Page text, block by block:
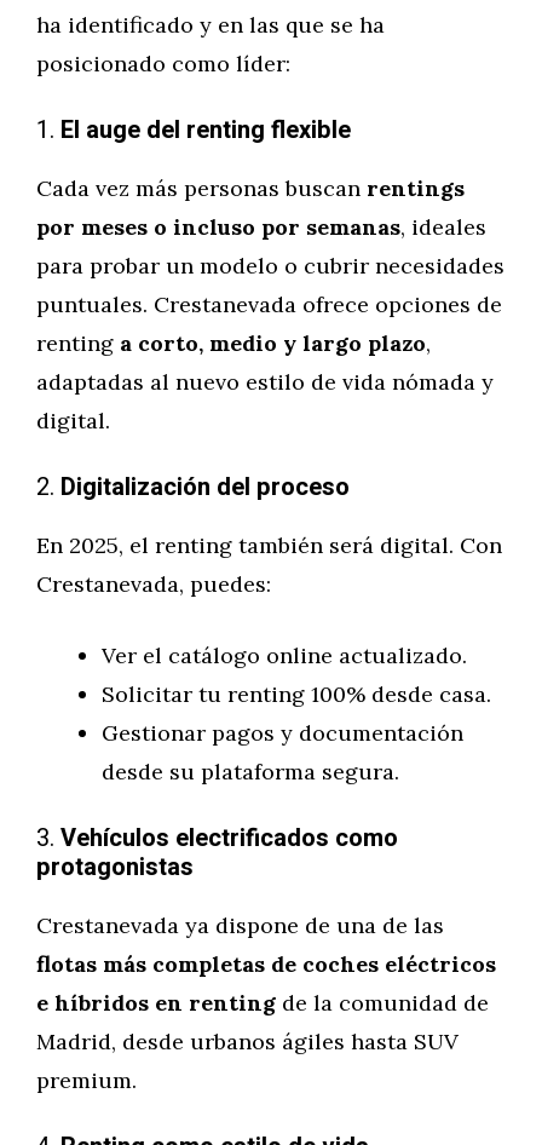
ha identificado y en las que se ha
posicionado como líder:
1. El auge del renting flexible
Cada vez más personas buscan rentings
por meses o incluso por semanas, ideales
para probar un modelo o cubrir necesidades
puntuales. Crestanevada ofrece opciones de
renting a corto, medio y largo plazo,
adaptadas al nuevo estilo de vida nómada y
digital.
2. Digitalización del proceso
En 2025, el renting también será digital. Con
Crestanevada, puedes:
Ver el catálogo online actualizado.
Solicitar tu renting 100% desde casa.
Gestionar pagos y documentación
desde su plataforma segura.
3. Vehículos electrificados como
protagonistas
Crestanevada ya dispone de una de las
flotas más completas de coches eléctricos
e híbridos en renting de la comunidad de
Madrid, desde urbanos ágiles hasta SUV
premium.